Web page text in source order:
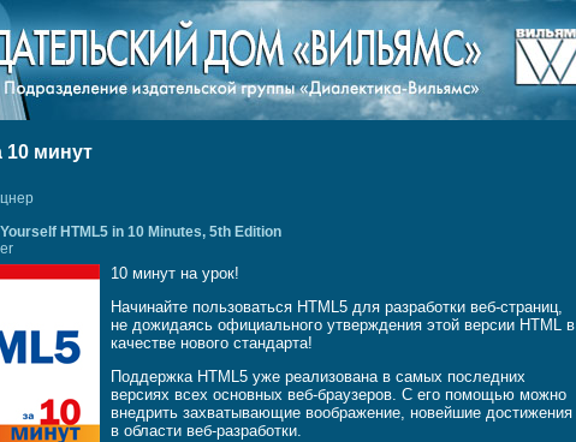
10 минут
HTML5 in 10 Minutes, 5th Edition
10 минут на урок!
Начинайте пользоваться HTML5 для разработки веб-страниц,
не дожидаясь официального утверждения этой версии HTML в
качестве нового стандарта!
Поддержка HTML5 уже реализована в самых последних
версиях всех основных веб-браузеров. С его помощью можно
внедрить захватывающие воображение, новейшие достижения
в области веб-разработки.